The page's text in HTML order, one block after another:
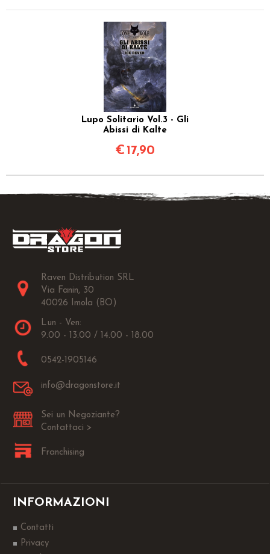
Lupo Solitario Vol.3 - Gli
Abissi di Kalte
€ 17,90
Raven Distribution SRL
Via Fanin, 30
40026 Imola (BO)
Lun - Ven:
9.00 - 13.00 / 14.00 - 18.00
0542-1905146
info@dragonstore.it
Sei un Negoziante?
Contattaci >
Franchising
INFORMAZIONI
Contatti
Privacy